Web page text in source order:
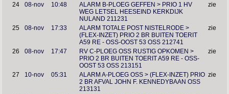
24 08-nov 10:48
ALARM B-PLOEG GEFFEN > PRIO 1 HV
WEG LETSEL HEESEIND KERKDIJK
NULAND 211231
zie
25 08-nov 17:33
ALARM TOTALE POST NISTELRODE >
(FLEX-INZET) PRIO 2 BR BUITEN TOERIT
A59 RE - OSS-OOST 53 OSS 212741
zie
26 08-nov 17:47
RV C-PLOEG OSS RUSTIG OPKOMEN >
PRIO 2 BR BUITEN TOERIT A59 RE - OSS-
OOST 53 OSS 213151
zie
27 10-nov 05:31
ALARM A-PLOEG OSS > (FLEX-INZET) PRIO
2 BR AFVAL JOHN F. KENNEDYBAAN OSS
213131
zie